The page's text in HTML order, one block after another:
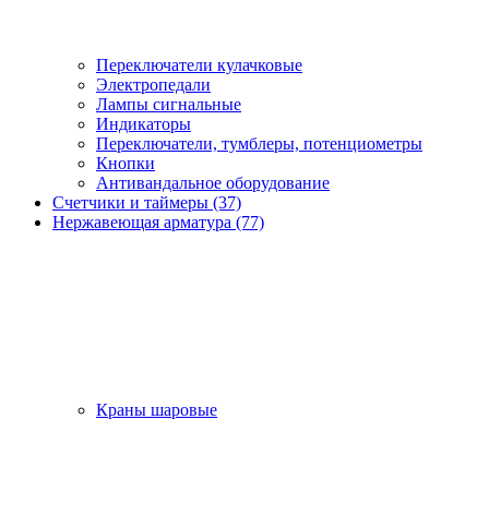
Переключатели кулачковые
Электропедали
Лампы сигнальные
Индикаторы
Переключатели, тумблеры, потенциометры
Кнопки
Антивандальное оборудование
Счетчики и таймеры (37)
Нержавеющая арматура (77)
Краны шаровые